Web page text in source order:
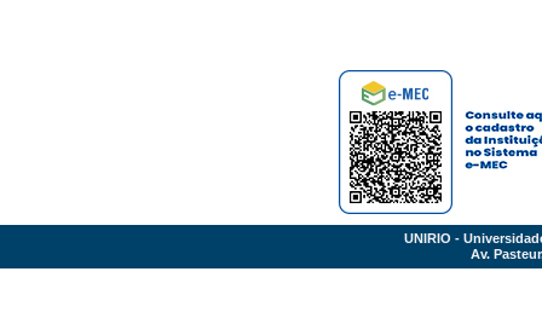
UNIRIO -
Av.